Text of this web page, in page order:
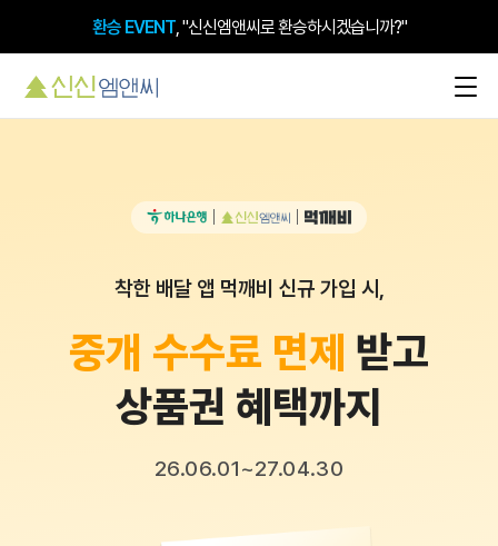
환승 EVENT, "신신엠앤씨로 환승하시겠습니까?"
신신엠앤씨 × 먹깨비 × 하나은행 프로모션
착한 배달 앱 먹깨비 신규 가입 시,
중개 수수료 면제 받고
상품권 혜택까지
26.06.01~27.04.30